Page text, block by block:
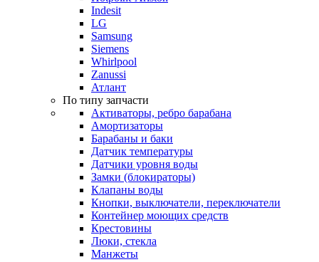
Indesit
LG
Samsung
Siemens
Whirlpool
Zanussi
Атлант
По типу запчасти
Активаторы, ребро барабана
Амортизаторы
Барабаны и баки
Датчик температуры
Датчики уровня воды
Замки (блокираторы)
Клапаны воды
Кнопки, выключатели, переключатели
Контейнер моющих средств
Крестовины
Люки, стекла
Манжеты